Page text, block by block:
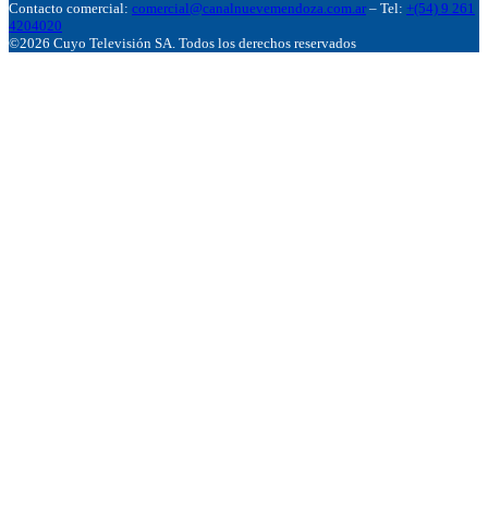
Contacto comercial: comercial@canalnuevemendoza.com.ar – Tel: +(54) 9 261
4204020
©2026 Cuyo Televisión SA. Todos los derechos reservados